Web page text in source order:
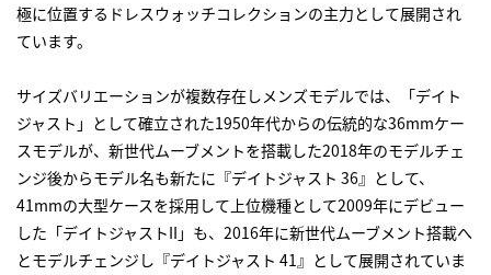
極に位置するドレスウォッチコレクションの主力として展開され
ています。
サイズバリエーションが複数存在しメンズモデルでは、「デイト
ジャスト」として確立された1950年代からの伝統的な36mmケー
スモデルが、新世代ムーブメントを搭載した2018年のモデルチェ
ンジ後からモデル名も新たに『デイトジャスト 36』として、
41mmの大型ケースを採用して上位機種として2009年にデビュー
した「デイトジャストII」も、2016年に新世代ムーブメント搭載へ
とモデルチェンジし『デイトジャスト 41』として展開されていま